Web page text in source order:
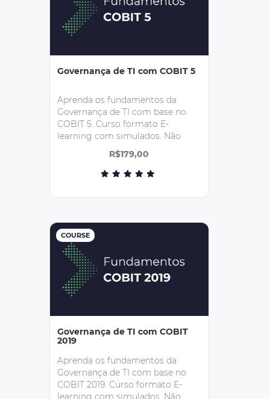
Governança de TI com COBIT 5
Aprenda os fundamentos da
Governança de TI com base no
COBIT 5. Curso formato E-
learning com simulados. Não
inclui exame de certificação.
R$179,00
COURSE
Governança de TI com COBIT
2019
Aprenda os fundamentos da
Governança de TI com base no
COBIT 2019. Curso formato E-
learning com simulados. Não